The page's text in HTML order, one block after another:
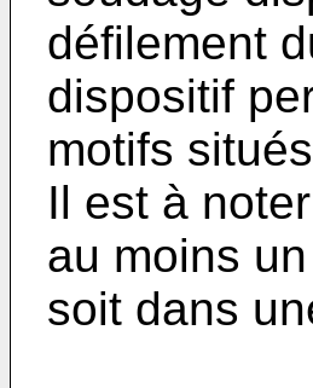
défilement
dispositif
motifs
Il est à
au moins
soit dans